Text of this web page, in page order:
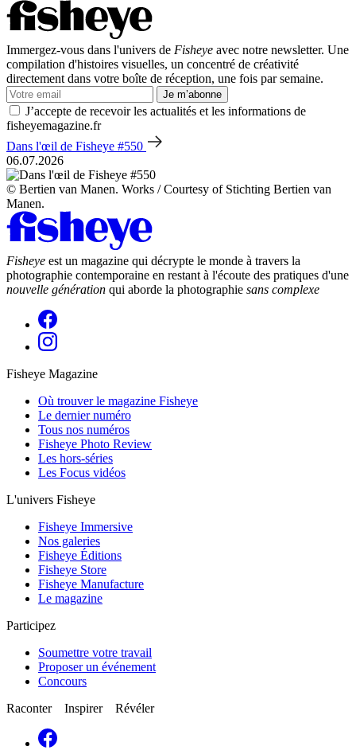
Immergez-vous dans l'univers de Fisheye avec notre newsletter. Une
compilation d'histoires visuelles, un concentré de créativité
directement dans votre boîte de réception, une fois par semaine.
Je m’abonne
J’accepte de recevoir les actualités et les informations de
fisheyemagazine.fr
Dans l'œil de Fisheye #550
06.07.2026
© Bertien van Manen. Works / Courtesy of Stichting Bertien van
Manen.
Fisheye est un magazine qui décrypte le monde à travers la
photographie contemporaine en restant à l'écoute des pratiques d'une
nouvelle génération qui aborde la photographie sans complexe
Fisheye Magazine
Où trouver le magazine Fisheye
Le dernier numéro
Tous nos numéros
Fisheye Photo Review
Les hors-séries
Les Focus vidéos
L'univers Fisheye
Fisheye Immersive
Nos galeries
Fisheye Éditions
Fisheye Store
Fisheye Manufacture
Le magazine
Participez
Soumettre votre travail
Proposer un événement
Concours
Raconter Inspirer Révéler